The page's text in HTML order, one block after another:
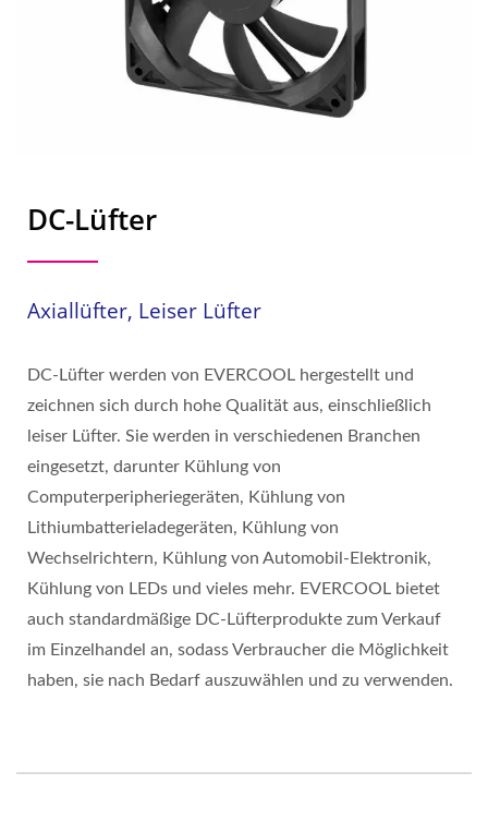
DC-Lüfter
Axiallüfter, Leiser Lüfter
DC-Lüfter werden von EVERCOOL hergestellt und
zeichnen sich durch hohe Qualität aus, einschließlich
leiser Lüfter. Sie werden in verschiedenen Branchen
eingesetzt, darunter Kühlung von
Computerperipheriegeräten, Kühlung von
Lithiumbatterieladegeräten, Kühlung von
Wechselrichtern, Kühlung von Automobil-Elektronik,
Kühlung von LEDs und vieles mehr. EVERCOOL bietet
auch standardmäßige DC-Lüfterprodukte zum Verkauf
im Einzelhandel an, sodass Verbraucher die Möglichkeit
haben, sie nach Bedarf auszuwählen und zu verwenden.